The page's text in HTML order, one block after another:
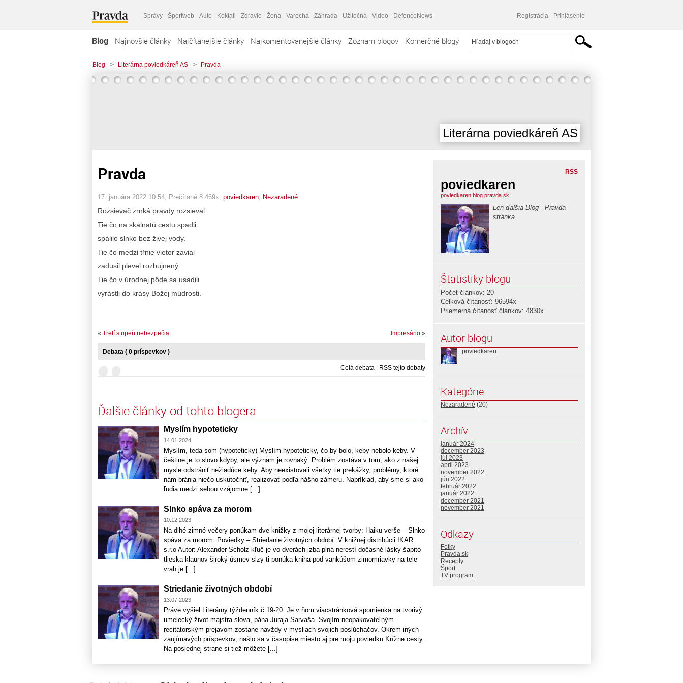
Správy Športweb Auto Koktail Zdravie Žena Varecha Záhrada Užitočná Video DefenceNews Registrácia Prihlásenie
Blog Najnovšie články Najčítanejšie články Najkomentovanejšie články Zoznam blogov Komerčné blogy
Blog > Literárna poviedkáreň AS > Pravda
Literárna poviedkáreň AS
Pravda
17. januára 2022 10:54 , Prečítané 8 469x, poviedkaren Nezaradené
Rozsievač zrnká pravdy rozsieval.
Tie čo na skalnatú cestu spadli
spálilo slnko bez živej vody.
Tie čo medzi tŕnie vietor zavial
zadusil plevel rozbujnený.
Tie čo v úrodnej pôde sa usadili
vyrástli do krásy Božej múdrosti.
Impresário »
« Tretí stupeň nebezpečia
Debata ( 0 príspevkov )
Celá debata RSS tejto debaty
Ďalšie články od tohto blogera
Myslím hypoteticky
14.01.2024
Myslím, teda som (hypoteticky) Myslím hypoteticky, čo by bolo, keby nebolo keby. V
češtine je to slovo kdyby, ale význam je rovnaký. Problém zostáva v tom, ako z našej
mysle odstrániť nežiadúce keby. Aby neexistovali všetky tie prekážky, problémy, ktoré
nám bránia niečo uskutočniť, realizovať podľa nášho zámeru. Napríklad, aby sme si ako
ľudia medzi sebou vzájomne [...]
Slnko spáva za morom
10.12.2023
Na dlhé zimné večery ponúkam dve knižky z mojej literárnej tvorby: Haiku verše – Slnko
spáva za morom. Poviedky – Striedanie životných období. V knižnej distribúcii IKAR
s.r.o Autor: Alexander Scholz kľuč je vo dverách izba plná nerestí dočasné lásky šapitó
tlieska klaunov široký úsmev slzy ti ponúka kniha pod vankúšom zimomriavky na tele
vrah je [...]
Striedanie životných období
13.07.2023
Práve vyšiel Literárny týždenník č.19-20. Je v ňom viacstránková spomienka na tvorivý
umelecký život majstra slova, pána Juraja Sarvaša. Svojím neopakovateľným
recitátorským prejavom zostane navždy v mysliach svojich poslúchačov. Okrem iných
zaujímavých príspevkov, našlo sa v časopise miesto aj pre moju poviedku Krížne cesty.
Na poslednej strane si tiež môžete [...]
RSS
poviedkaren
poviedkaren.blog.pravda.sk
Len ďalšia Blog - Pravda
stránka
Štatistiky blogu
Počet článkov: 20
Celková čítanosť: 96594x
Priemerná čítanosť článkov: 4830x
Autor blogu
poviedkaren
Kategórie
Nezaradené (20)
Archív
január 2024
december 2023
júl 2023
apríl 2023
november 2022
jún 2022
február 2022
január 2022
december 2021
november 2021
Odkazy
Fotky
Pravda.sk
Recepty
Šport
TV program